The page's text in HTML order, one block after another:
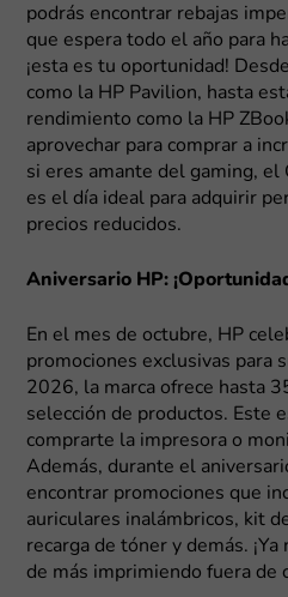
podrás encontrar rebajas
que espera todo el año para
¡esta es tu oportunidad!
como la HP Pavilion, hasta
rendimiento como la HP
aprovechar para comprar a
si eres amante del gaming, el
es el día ideal para adquirir
precios reducidos.
Aniversario HP:
En el mes de octubre, HP
promociones exclusivas para
2026, la marca ofrece hasta
selección de productos. Este
comprarte la impresora o
Además, durante el
encontrar promociones que
auriculares inalámbricos, kit
recarga de tóner y demás.
de más imprimiendo fuera de